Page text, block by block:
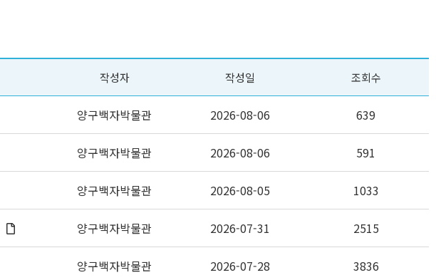
작성자 작성일 조회수
양구백자박물관 2026-08-06 639
양구백자박물관 2026-08-06 591
양구백자박물관 2026-08-05 1033
양구백자박물관 2026-07-31 2515
양구백자박물관 2026-07-28 3836